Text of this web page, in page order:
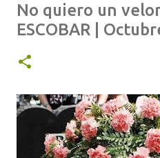
ALEXA DE
hacer cine sin
GARZA | Agosto
No quiero un
ESCOBAR |